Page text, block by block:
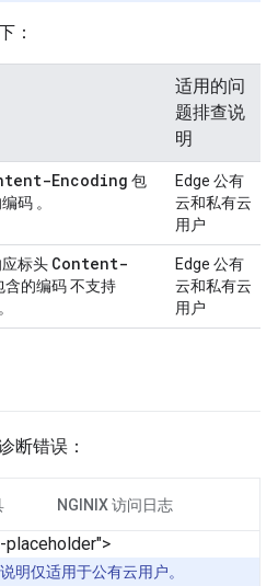
：
适用的问
题排查说
明
Encoding 包
码 。
Edge 公有
云和私有云
用户
标头 Content-
含的编码 不支持
Edge 公有
云和私有云
用户
断错误：
NGINIX 访问日志
明仅适用于公有云用户。